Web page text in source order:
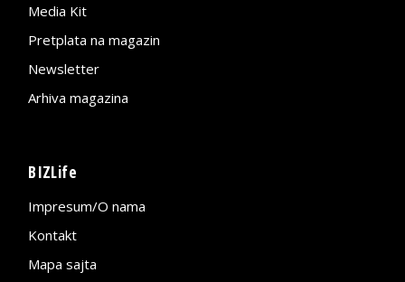
Media Kit
Pretplata na magazin
Newsletter
Arhiva magazina
BIZLife
Impresum/O nama
Kontakt
Mapa sajta